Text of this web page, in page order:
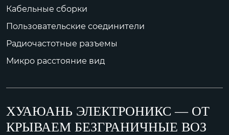
Кабельные сборки
Пользовательские соединители
Радиочастотные разъемы
Микро расстояние вид
ХУАЮАНЬ ЭЛЕКТРОНИКС — ОТ
КРЫВАЕМ БЕЗГРАНИЧНЫЕ ВОЗ